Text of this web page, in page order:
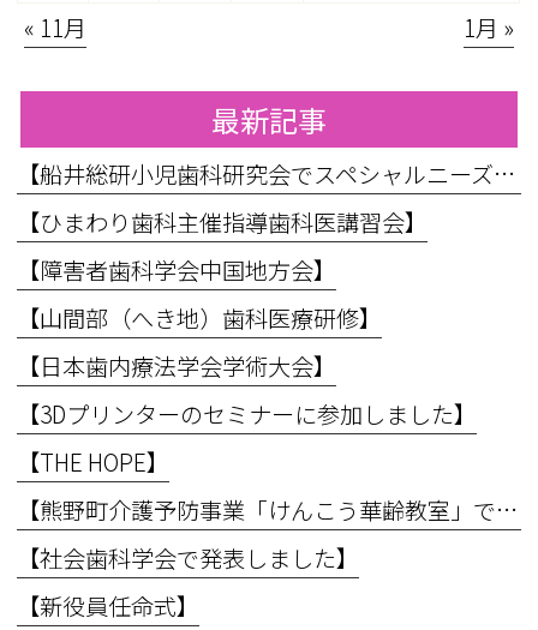
« 11月 1月 »
最新記事
【船井総研小児歯科研究会でスペシャルニーズ対応のお話をしてきました】
【ひまわり歯科主催指導歯科医講習会】
【障害者歯科学会中国地方会】
【山間部（へき地）歯科医療研修】
【日本歯内療法学会学術大会】
【3Dプリンターのセミナーに参加しました】
【THE HOPE】
【熊野町介護予防事業「けんこう華齢教室」で講義を行いました】
【社会歯科学会で発表しました】
【新役員任命式】